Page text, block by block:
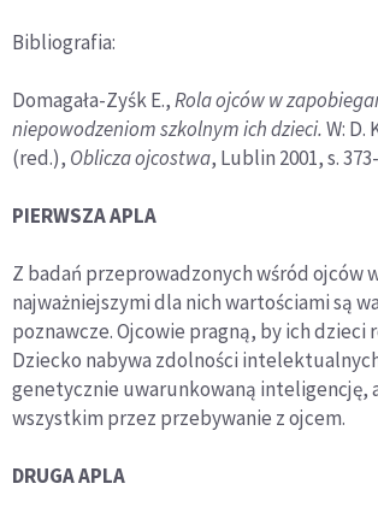
Bibliografia:
Domagała-Zyśk E.,Rola ojców w
niepowodzeniom szkolnym ich dzieci.W: D.
(red.), Oblicza ojcostwa, Lublin 2001, s.
PIERWSZA APLA
Z badań przeprowadzonych wśród ojców
najważniejszymi dla nich wartościami są
poznawcze. Ojcowie pragną, by ich dzieci
Dziecko nabywa zdolności
genetycznie uwarunkowaną inteligencję,
wszystkim przez przebywanie z ojcem.
DRUGA APLA